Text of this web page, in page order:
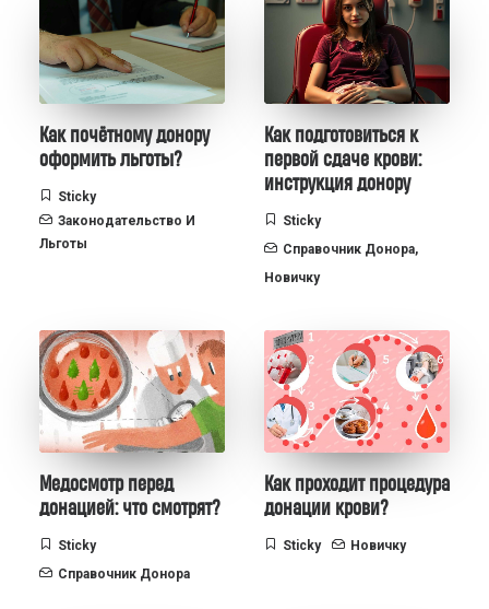
Как почётному донору
оформить льготы?
Sticky
Законодательство И
Льготы
Как подготовиться к
первой сдаче крови:
инструкция донору
Sticky
Справочник Донора,
Новичку
Медосмотр перед
донацией: что смотрят?
Sticky
Справочник Донора
Как проходит процедура
донации крови?
Sticky Новичку